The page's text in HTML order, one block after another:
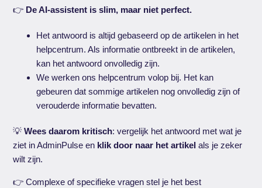
👉 De AI-assistent is slim, maar niet perfect.
Het antwoord is altijd gebaseerd op de artikelen in het
helpcentrum. Als informatie ontbreekt in de artikelen,
kan het antwoord onvolledig zijn.
We werken ons helpcentrum volop bij. Het kan
gebeuren dat sommige artikelen nog onvolledig zijn of
verouderde informatie bevatten.
💡Wees daarom kritisch: vergelijk het antwoord met wat je
ziet in AdminPulse en klik door naar het artikel als je zeker
wilt zijn.
👉 Complexe of specifieke vragen stel je het best